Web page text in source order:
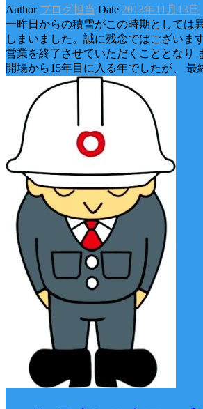
Author ブログ担当 Date 2013年11月13日
一昨日からの積雪がこの時期としては
しまいました。誠に残念ではございま
営業を終了させていただくこととなり
開場から15年目に入る年でしたが、 最